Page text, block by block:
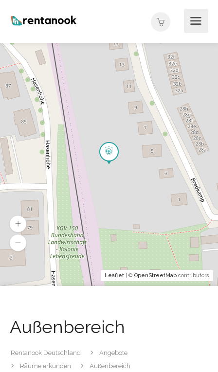
Außenbereich
Rentanook Deutschland
Angebote
Räume erkunden
Außenbereich
Leaflet | © OpenStreetMap contributors